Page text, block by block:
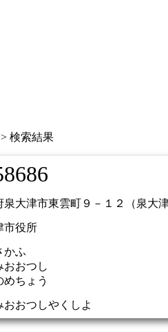
> 検索結果
泉大津市東雲町９－１２（泉大
市役所
かふ
おおつし
めちょう
おおつしやくしよ